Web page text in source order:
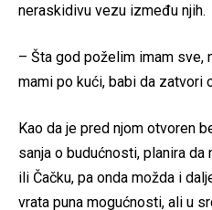
neraskidivu vezu između njih.
– Šta god poželim imam sve,
mami po kući, babi da zatvori
Kao da je pred njom otvoren
sanja o budućnosti, planira
ili Čačku, pa onda možda i
vrata puna mogućnosti, ali u